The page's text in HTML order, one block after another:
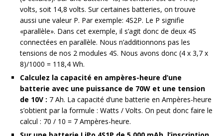
volts, soit 14,8 volts. Sur certaines batteries, on trouve
aussi une valeur P. Par exemple: 4S2P. Le P signifie
«parallèle». Dans cet exemple, il s’agit donc de deux 4S
connectées en parallèle. Nous n’additionnons pas les
tensions de nos 2 modules 4S. Nous avons donc (4 x 3,7 x
8)/1000 = 118,4 Wh.
Calculez la capacité en ampères-heure d’une
batterie avec une puissance de 70W et une tension
de 10V : 7 Ah. La capacité d’une batterie en Ampères-heure
s’obtient par la formule : Watts / Volts. On peut donc faire le
calcul : 70 / 10 = 7 Ampères-heure.